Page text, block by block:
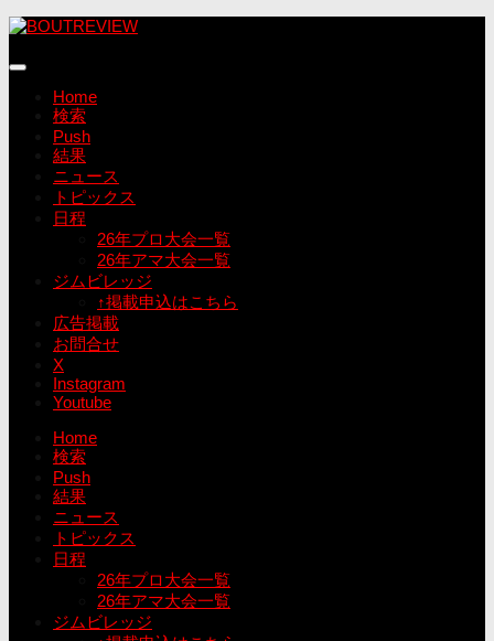
コ
テ
Home
検索
Push
結果
ニュース
トピックス
日程
26年プロ大会一覧
26年アマ大会一覧
ジムビレッジ
↑掲載申込はこちら
広告掲載
お問合せ
X
Instagram
Youtube
Home
検索
Push
結果
ニュース
トピックス
日程
26年プロ大会一覧
26年アマ大会一覧
ジムビレッジ